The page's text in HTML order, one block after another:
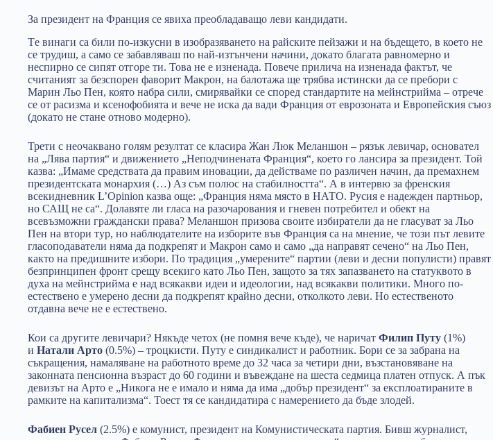
За президент на Франция се явиха преобладаващо леви кандидати.
Tе винаги са били по-изкусни в изобразяването на райските пейзажи и на бъдещето, в което не
се трудиш, а само се забавляваш по най-изтънчени начини, докато благата равномерно и
неспирно се сипят отгоре ти. Това не е изненада. Повече прилича на изненада фактът, че
считаният за безспорен фаворит Макрон, на балотажа ще трябва истински да се пребори с
Марин Льо Пен, която набра сили, смирявайки се според стандартите на мейнстрийма – отрече
се от расизма и ксенофобията и вече не иска да вади Франция от еврозоната и Европейския съюз
(докато не стане отново модерно).
Трети с неочаквано голям резултат се класира Жан Люк Меланшон – рязък левичар, основател
на „Лява партия“ и движението „Неподчинената Франция“, което го лансира за президент. Той
казва: „Имаме средствата да правим иновации, да действаме по различен начин, да премахнем
президентската монархия (…) Аз съм полюс на стабилността“. А в интервю за френския
всекидневник L’Opinion казва още: „Франция няма място в НАТО. Русия е надежден партньор,
но САЩ не са“. Долавяте ли гласа на разочарования и гневен потребител и обект на
всевъзможни граждански права? Меланшон призова своите избиратели да не гласуват за Льо
Пен на втори тур, но наблюдателите на изборите във Франция са на мнение, че този път левите
гласоподаватели няма да подкрепят и Макрон само и само „да направят сечено“ на Льо Пен,
както на предишните избори. По традиция „умерените“ партии (леви и десни популисти) правят
безпринципен фронт срещу всекиго като Льо Пен, защото за тях запазването на статуквото в
духа на мейнстрийма е над всякакви идеи и идеологии, над всякакви политики. Много по-
естествено е умерено десни да подкрепят крайно десни, отколкото леви. Но естественото
отдавна вече не е естествено.
Кои са другите левичари? Някъде четох (не помня вече къде), че наричат Филип Путу (1%)
и Натали Арто (0.5%) – троцкисти. Путу е синдикалист и работник. Бори се за забрана на
съкращения, намаляване на работното време до 32 часа за четири дни, възстановяване на
законната пенсионна възраст до 60 години и въвеждане на шеста седмица платен отпуск. А пък
девизът на Арто е „Никога не е имало и няма да има „добър президент“ за експлоатираните в
рамките на капитализма“. Тоест тя се кандидатира с намерението да бъде злодей.
Фабиен Русел (2.5%) е комунист, президент на Комунистическата партия. Бивш журналист,